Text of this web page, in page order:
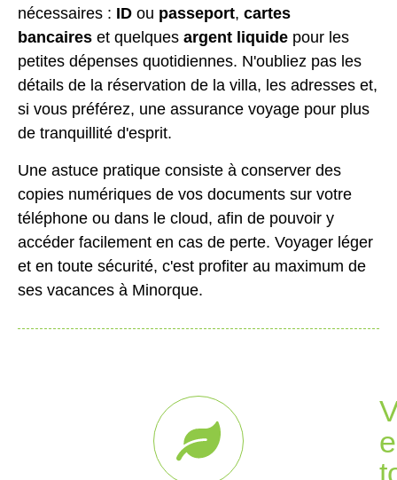
nécessaires : ID ou passeport, cartes
bancaires et quelques argent liquide pour les
petites dépenses quotidiennes. N'oubliez pas les
détails de la réservation de la villa, les adresses et,
si vous préférez, une assurance voyage pour plus
de tranquillité d'esprit.
Une astuce pratique consiste à conserver des
copies numériques de vos documents sur votre
téléphone ou dans le cloud, afin de pouvoir y
accéder facilement en cas de perte. Voyager léger
et en toute sécurité, c'est profiter au maximum de
ses vacances à Minorque.